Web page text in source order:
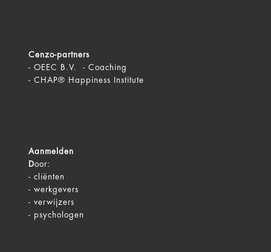
Cenzo-partners
- OEEC B.V. - Coaching
- CHAP® Happiness Institute
Aanmelden
Door:
- cliënten
- werkgevers
- verwijzers
- psychologen